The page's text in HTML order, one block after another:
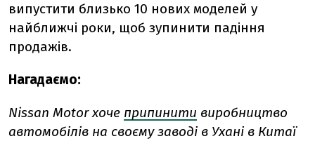
випустити близько 10 нових моделей у
найближчі роки, щоб зупинити падіння
продажів.
Нагадаємо:
Nissan Motor хоче припинити виробництво
автомобілів на своєму заводі в Ухані в Китаї